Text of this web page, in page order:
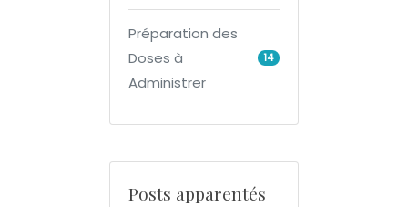
Préparation des
Doses à
Administrer
14
Posts apparentés